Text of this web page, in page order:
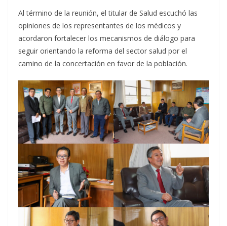
Al término de la reunión, el titular de Salud escuchó las
opiniones de los representantes de los médicos y
acordaron fortalecer los mecanismos de diálogo para
seguir orientando la reforma del sector salud por el
camino de la concertación en favor de la población.